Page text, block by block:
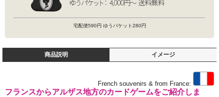
宅配便590円 ゆうパケット280円
商品説明 イメージ
French souvenirs & from France:
フランスからアルザス地方のカードゲームをご紹介しま